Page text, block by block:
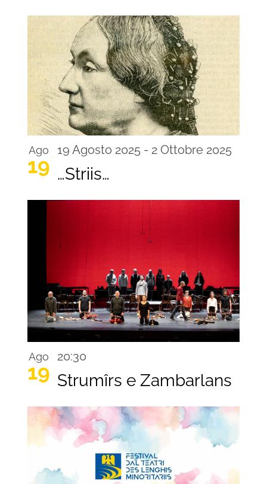
Ago
19
19 Agosto 2025- 2 Ottobre 2025
…Striis…
Ago
19
20:30
Strumîrs e Zambarlans